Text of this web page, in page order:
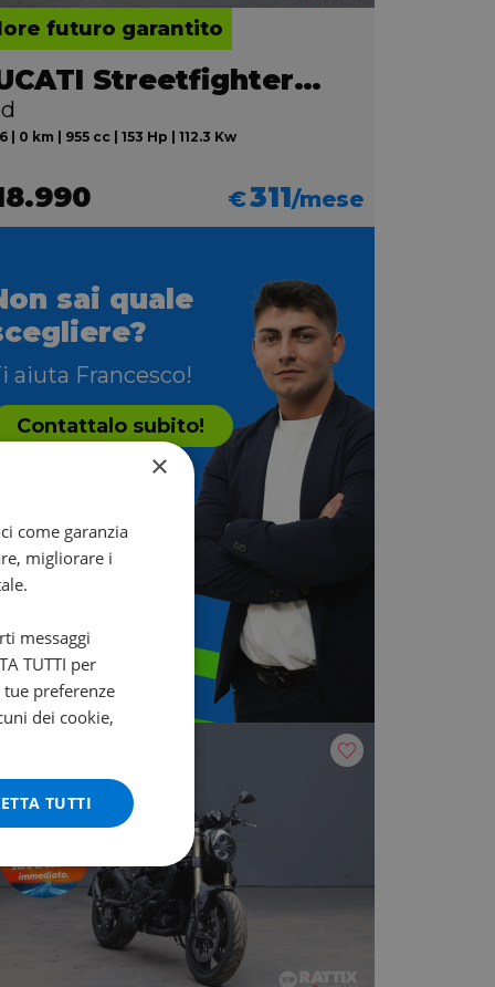
futuro garantito
DUCATI Streetfighter V2
| 0 km | 955 cc | 153 Hp | 112.3 Kw
€311/mese
sai quale
aiuta Francesco!
Contattalo subito!
×
come garanzia
migliorare i
messaggi
TUTTI per
preferenze
dei cookie,
TUTTI